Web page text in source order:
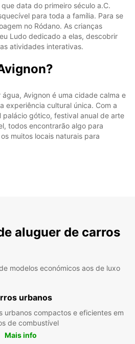
data do primeiro século a.C.
para toda a família. Para se
no Ródano. As crianças
Ludo dedicado a elas, descobrir
atividades interativas.
Avignon é uma cidade calma e
experiência cultural única. Com a
palácio gótico, festival anual de arte
todos encontrarão algo para
muitos locais naturais para
aluguer de carros
modelos económicos aos de luxo
urbanos
urbanos compactos e eficientes em
de combustível
Mais info